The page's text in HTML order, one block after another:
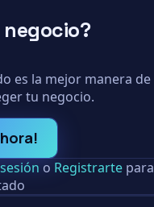
es la mejor manera de
tu negocio.
o Registrarte para